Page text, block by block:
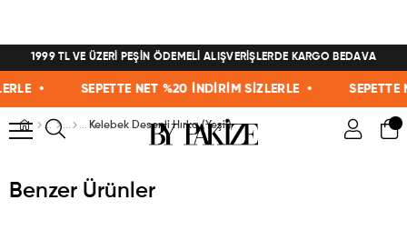
1999 TL VE ÜZERİ PEŞİN ÖDEMELİ ALIŞVERİŞLERDE KARGO BEDAVA
• SEPETTE NET %20 İNDİRİM SİZLERLE • SEPETTE
Kelebek Desenli Hırka (Yeşil)
Benzer Ürünler